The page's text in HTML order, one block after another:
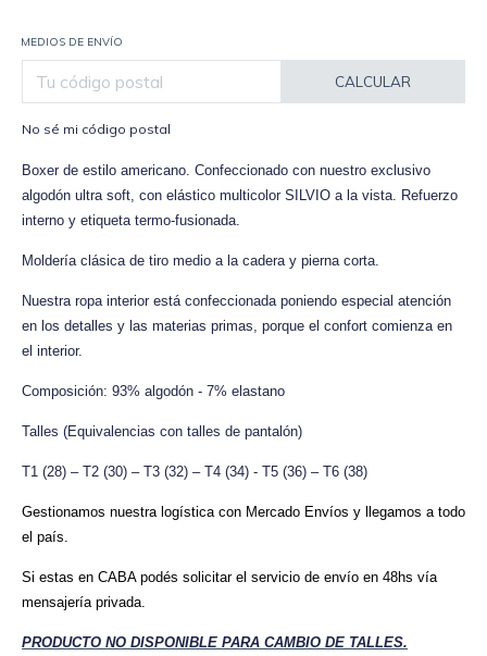
MEDIOS DE ENVÍO
CALCULAR
No sé mi código postal
Boxer de estilo americano. Confeccionado con nuestro exclusivo
algodón ultra soft, con elástico multicolor SILVIO a la vista. Refuerzo
interno y etiqueta termo-fusionada.
Moldería clásica de tiro medio a la cadera y pierna corta.
Nuestra ropa interior está confeccionada poniendo especial atención
en los detalles y las materias primas, porque el confort comienza en
el interior.
Composición: 93% algodón - 7% elastano
Talles (Equivalencias con talles de pantalón)
T1 (28) – T2 (30) – T3 (32) – T4 (34) - T5 (36) – T6 (38)
Gestionamos nuestra logística con Mercado Envíos y llegamos a todo
el país.
Si estas en CABA podés solicitar el servicio de envío en 48hs vía
mensajería privada.
PRODUCTO NO DISPONIBLE PARA CAMBIO DE TALLES.